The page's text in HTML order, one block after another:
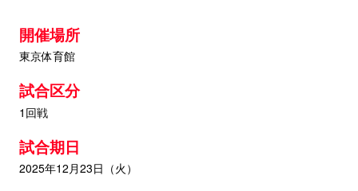
開催場所
東京体育館
試合区分
1回戦
試合期日
2025年12月23日（火）